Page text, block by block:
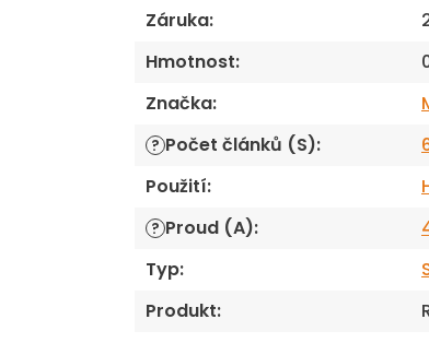
Záruka:
Hmotnost:
Značka:
? Počet článků (S):
Použití:
? Proud (A):
Typ:
Produkt: